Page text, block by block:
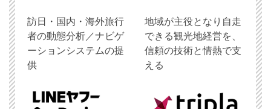
訪日・国内・海外旅行
者の動態分析／ナビゲ
ーションシステムの提
供
地域が主役となり自走
できる観光地経営を、
信頼の技術と情熱で支
える